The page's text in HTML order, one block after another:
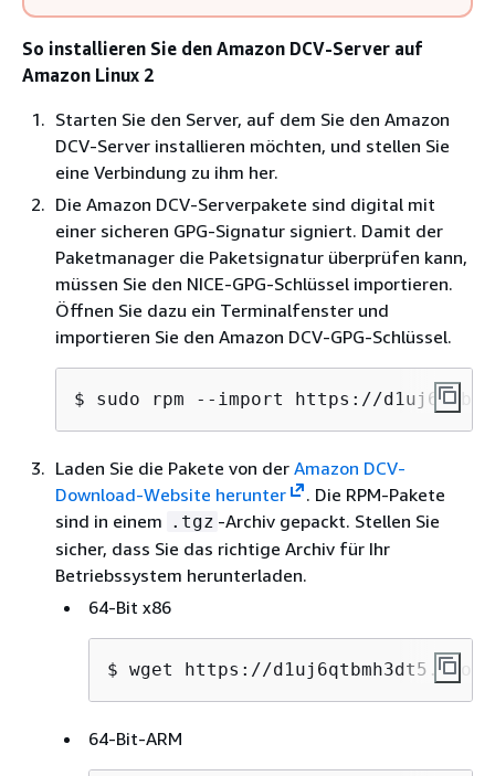
So installieren Sie den Amazon DCV-Server auf
Amazon Linux 2
Starten Sie den Server, auf dem Sie den Amazon
DCV-Server installieren möchten, und stellen Sie
eine Verbindung zu ihm her.
Die Amazon DCV-Serverpakete sind digital mit
einer sicheren GPG-Signatur signiert. Damit der
Paketmanager die Paketsignatur überprüfen kann,
müssen Sie den NICE-GPG-Schlüssel importieren.
Öffnen Sie dazu ein Terminalfenster und
importieren Sie den Amazon DCV-GPG-Schlüssel.
$ sudo rpm --import https://
Laden Sie die Pakete von der Amazon DCV-
Download-Website herunter
. Die RPM-Pakete
sind in einem .tgz -Archiv gepackt. Stellen Sie
sicher, dass Sie das richtige Archiv für Ihr
Betriebssystem herunterladen.
64-Bit x86
$ wget https://
64-Bit-ARM